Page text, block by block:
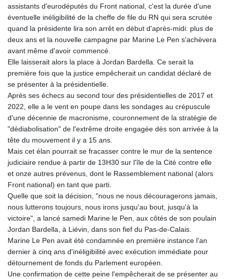
assistants d'eurodéputés du Front national, c'est la durée d'une
éventuelle inéligibilité de la cheffe de file du RN qui sera scrutée
quand la présidente lira son arrêt en début d'après-midi: plus de
deux ans et la nouvelle campagne par Marine Le Pen s'achèvera
avant même d'avoir commencé.
Elle laisserait alors la place à Jordan Bardella. Ce serait la
première fois que la justice empêcherait un candidat déclaré de
se présenter à la présidentielle.
Après ses échecs au second tour des présidentielles de 2017 et
2022, elle a le vent en poupe dans les sondages au crépuscule
d'une décennie de macronisme, couronnement de la stratégie de
"dédiabolisation" de l'extrême droite engagée dès son arrivée à la
tête du mouvement il y a 15 ans.
Mais cet élan pourrait se fracasser contre le mur de la sentence
judiciaire rendue à partir de 13H30 sur l'île de la Cité contre elle
et onze autres prévenus, dont le Rassemblement national (alors
Front national) en tant que parti.
Quelle que soit la décision, "nous ne nous découragerons jamais,
nous lutterons toujours, nous irons jusqu'au bout, jusqu'à la
victoire", a lancé samedi Marine le Pen, aux côtés de son poulain
Jordan Bardella, à Liévin, dans son fief du Pas-de-Calais.
Marine Le Pen avait été condamnée en première instance l'an
dernier à cinq ans d'inéligibilité avec exécution immédiate pour
détournement de fonds du Parlement européen.
Une confirmation de cette peine l'empêcherait de se présenter au